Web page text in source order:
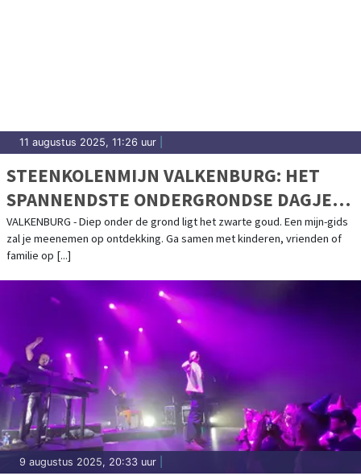
11 augustus 2025, 11:26 uur
STEENKOLENMIJN VALKENBURG: HET
SPANNENDSTE ONDERGRONDSE DAGJE
UIT IN VALKENBURG
VALKENBURG - Diep onder de grond ligt het zwarte goud. Een mijn-gids
zal je meenemen op ontdekking. Ga samen met kinderen, vrienden of
familie op [...]
9 augustus 2025, 20:33 uur